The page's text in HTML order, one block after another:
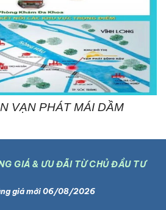
VẠN PHÁT MÁI DẦM
GIÁ & ƯU ĐÃI TỪ CHỦ ĐẦU TƯ
giá mới 06/08/2026